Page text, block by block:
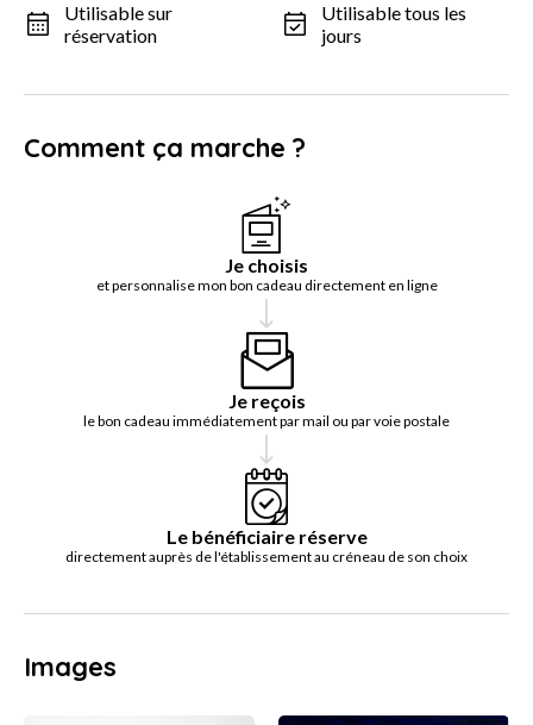
Utilisable sur
réservation
Utilisable tous les
jours
Comment ça marche ?
Je choisis
et personnalise mon bon cadeau directement en ligne
Je reçois
le bon cadeau immédiatement par mail ou par voie postale
Le bénéficiaire réserve
directement auprès de l'établissement au créneau de son choix
Images